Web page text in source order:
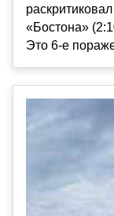
«Бостона»
Это 6-е